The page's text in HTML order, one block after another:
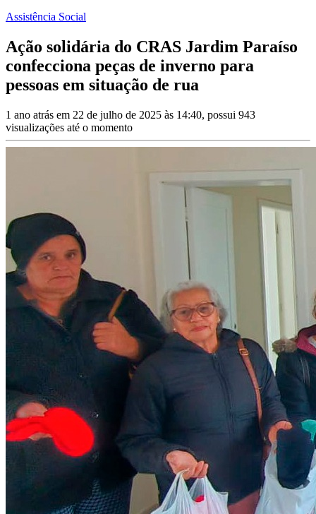
Assistência Social
Ação solidária do CRAS Jardim Paraíso
confecciona peças de inverno para
pessoas em situação de rua
1 ano atrás em 22 de julho de 2025 às 14:40, possui 943
visualizações até o momento